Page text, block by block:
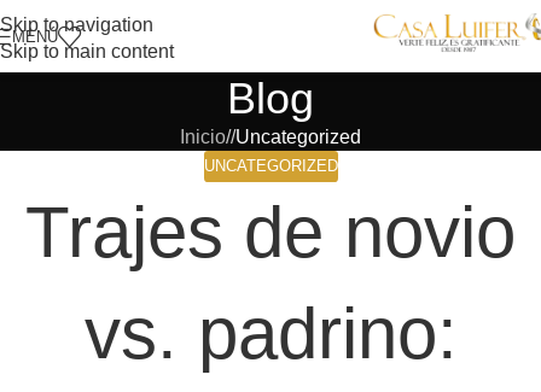
Skip to navigation
Skip to main content
MENÚ
Blog
Inicio/ Uncategorized
UNCATEGORIZED
Trajes de novio
vs. padrino: